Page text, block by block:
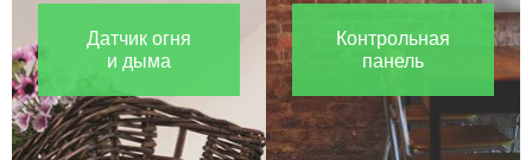
Датчик огня
и дыма
Контрольная
панель